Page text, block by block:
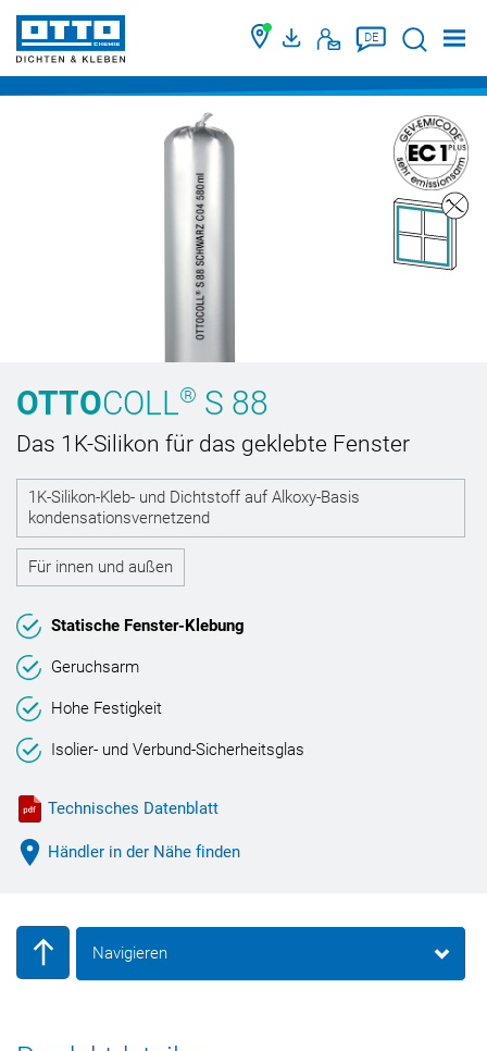
DE Suche
OTTOCOLL® S 88
Das 1K-Silikon für das geklebte Fenster
1K-Silikon-Kleb- und Dichtstoff auf Alkoxy-Basis
kondensationsvernetzend
Für innen und außen
Statische Fenster-Klebung
Geruchsarm
Hohe Festigkeit
Isolier- und Verbund-Sicherheitsglas
Technisches Datenblatt
Händler in der Nähe finden
Navigieren